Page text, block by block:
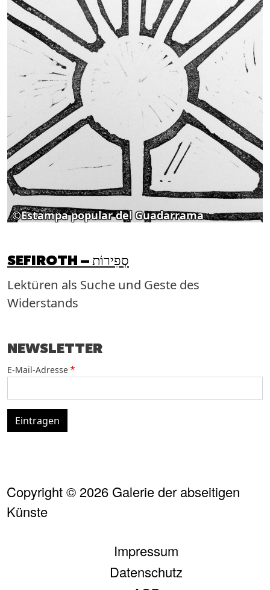
©Estampa popular del Guadarrama
Lektüren als Suche und Geste des
Widerstands
NEWSLETTER
E-Mail-Adresse
Eintragen
Copyright © 2026 Galerie der abseitigen
Künste
Impressum
Datenschutz